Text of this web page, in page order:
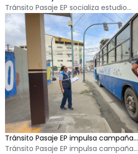
Tránsito Pasaje EP socializa estudio...
Tránsito Pasaje EP impulsa campaña...
Tránsito Pasaje EP impulsa campaña...